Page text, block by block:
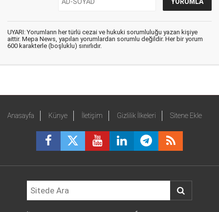
UYARI: Yorumların her türlü cezai ve hukuki sorumluluğu yazan kişiye
aittir. Mepa News, yapılan yorumlardan sorumlu değildir. Her bir yorum
600 karakterle (boşluklu) sınırlıdır.
Anasayfa Künye İletişim Gizlilik İlkeleri Sitene Ekle